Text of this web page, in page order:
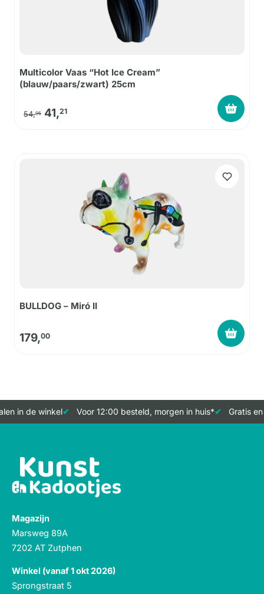
Multicolor Vaas “Hot Ice Cream”
(blauw/paars/zwart) 25cm
54,95 Oorspronkelijke prijs was: 54,95.
41,21Huidige prijs is: 41,21.
BULLDOG – Miró II
179,00
in de winkel Voor 12:00 besteld, morgen in huis* Gratis
Magazijn
Marsweg 89A
7202 AT Zutphen
Winkel (vanaf 1 okt 2026)
Sprongstraat 5